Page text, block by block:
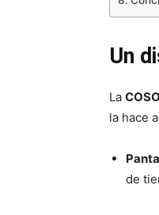
Un
La
la hace
de